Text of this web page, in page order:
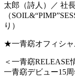
太郎（詩人）／ 社
（
り）
★一青窈オフィシ
＜一青窈RELEASE
一青窈デビュー15